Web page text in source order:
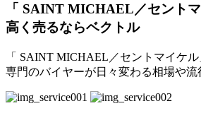
「 SAINT MICHAEL／セント
高く売るならベクトル
「 SAINT MICHAEL／セントマイケ
専門のバイヤーが日々変わる相場や